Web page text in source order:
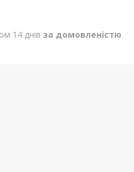
14 днів за домовленістю